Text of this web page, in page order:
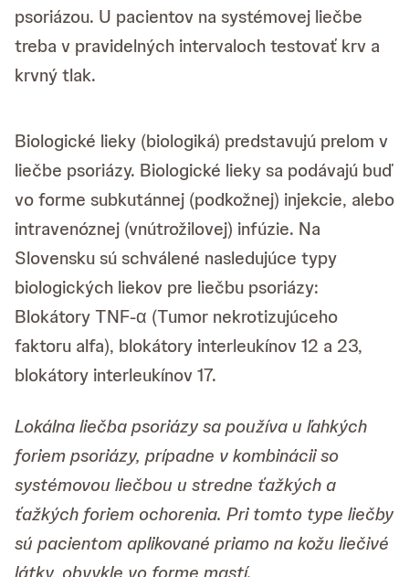
psoriázou. U pacientov na systémovej liečbe
treba v pravidelných intervaloch testovať krv a
krvný tlak.
Biologické lieky (biologiká) predstavujú prelom v
liečbe psoriázy. Biologické lieky sa podávajú buď
vo forme subkutánnej (podkožnej) injekcie, alebo
intravenóznej (vnútrožilovej) infúzie. Na
Slovensku sú schválené nasledujúce typy
biologických liekov pre liečbu psoriázy:
Blokátory TNF-α (Tumor nekrotizujúceho
faktoru alfa), blokátory interleukínov 12 a 23,
blokátory interleukínov 17.
Lokálna liečba psoriázy sa používa u ľahkých
foriem psoriázy, prípadne v kombinácii so
systémovou liečbou u stredne ťažkých a
ťažkých foriem ochorenia. Pri tomto type liečby
sú pacientom aplikované priamo na kožu liečivé
látky, obvykle vo forme mastí.